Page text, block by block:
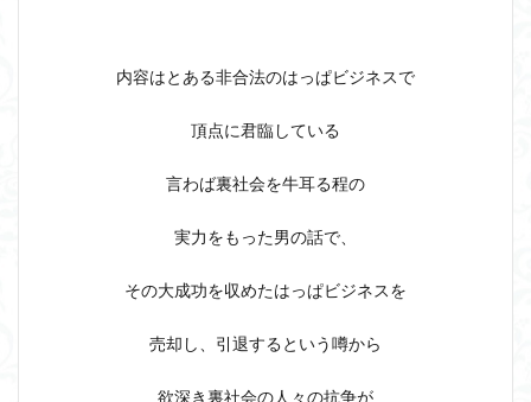
内容はとある非合法のはっぱビジネスで
頂点に君臨している
言わば裏社会を牛耳る程の
実力をもった男の話で、
その大成功を収めたはっぱビジネスを
売却し、引退するという噂から
欲深き裏社会の人々の抗争が